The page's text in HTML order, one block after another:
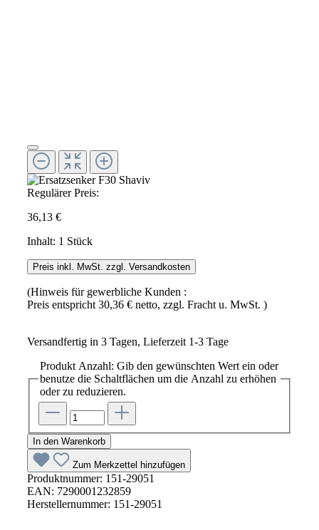
Regulärer Preis:
36,13 €
Inhalt: 1 Stück
Preis inkl. MwSt. zzgl. Versandkosten
(Hinweis für gewerbliche Kunden :
Preis entspricht 30,36 € netto, zzgl. Fracht u. MwSt. )
Versandfertig in 3 Tagen, Lieferzeit 1-3 Tage
Produkt Anzahl: Gib den gewünschten Wert ein oder
benutze die Schaltflächen um die Anzahl zu erhöhen
oder zu reduzieren.
In den Warenkorb
Zum Merkzettel hinzufügen
Produktnummer: 151-29051
EAN: 7290001232859
Herstellernummer: 151-29051